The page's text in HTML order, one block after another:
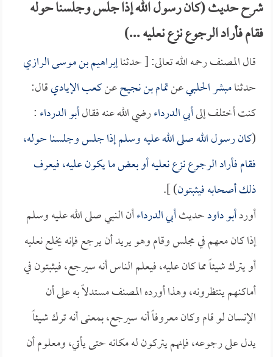
شرح حديث (كان رسول الله إذا جلس وجلسنا حوله
فقام فأراد الرجوع نزع نعليه ...)
قال المصنف رحمه الله تعالى: [ حدثناإبراهيم بن موسى الرازي
حدثنامبشر الحلبيعنتمام بن نجيحعنكعب الإياديقال:
كنت أختلف إلىأبي الدرداءرضي الله عنه فقالأبو الدرداء:
(كان رسول الله صلى الله عليه وسلم إذا جلس وجلسنا حوله،
فقام فأراد الرجوع نزع نعليه أو بعض ما يكون عليه، فيعرف
ذلك أصحابه فيثبتون) ].
أوردأبو داودحديثأبي الدرداءأن النبي صلى الله عليه وسلم
إذا كان معهم في مجلس وقام وهو يريد أن يرجع فإنه يخلع نعليه
أو يترك شيئاً مما كان عليه، فيعلم الناس أنه سيرجع، فيثبتون في
أماكنهم ينتظرونه، وهذا أورده المصنف مستدلاً به على أن
الإنسان لو قام وكان معروفاً أنه سيرجع، بمعنى أنه ترك شيئاً
يدل على رجوعه، فإنهم يتركون له مكانه حتى يأتي، ومعلوم أن